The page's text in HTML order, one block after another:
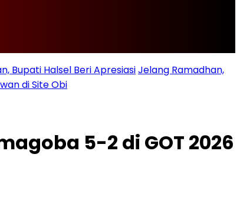
Bupati Halsel Beri ApresiasiJelang Ramadhan,
di Site Obi
5-2 di GOT 2026